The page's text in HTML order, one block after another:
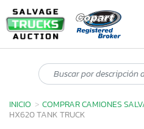
INICIO COMPRAR CAMIONES
HX620 TANK TRUCK